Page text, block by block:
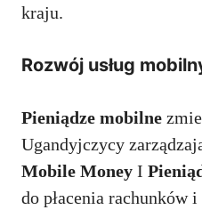
kraju.
Rozwój usług
Pieniądze mobilne
Ugandyjczycy
Mobile Money I
do płacenia rachunków